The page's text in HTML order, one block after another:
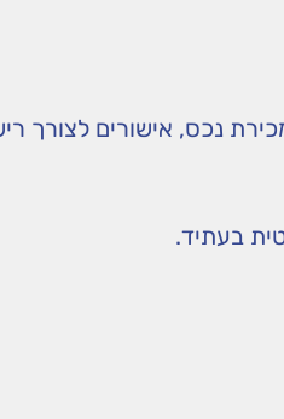
נכס, אישורים לצורך
בעתיד.